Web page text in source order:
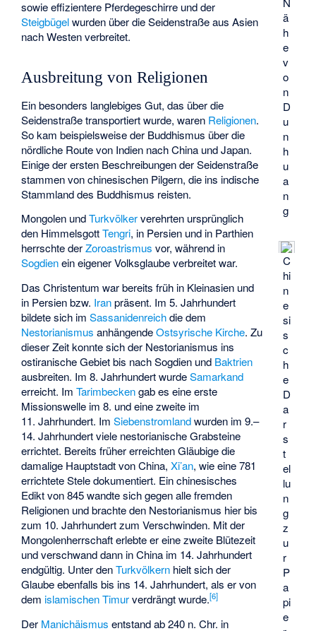
ä
h
e
v
o
n
D
u
n
h
u
a
n
g
C
hi
n
e
si
s
c
h
e
D
a
r
s
t
el
lu
n
g
z
u
r
P
a
pi
e
sowie effizientere Pferdegeschirre und der
Steigbügelwurden über die Seidenstraße aus Asien
nach Westen verbreitet.
Ausbreitung von Religionen
Ein besonders langlebiges Gut, das über die
Seidenstraße transportiert wurde, waren Religionen.
So kam beispielsweise der Buddhismus über die
nördliche Route von Indien nach China und Japan.
Einige der ersten Beschreibungen der Seidenstraße
stammen von chinesischen Pilgern, die ins indische
Stammland des Buddhismus reisten.
Mongolen undTurkvölkerverehrten ursprünglich
den HimmelsgottTengri, in Persien und in Parthien
herrschte derZoroastrismus vor, während in
Sogdienein eigener Volksglaube verbreitet war.
Das Christentum war bereits früh in Kleinasien und
in Persien bzw. Iranpräsent. Im 5. Jahrhundert
bildete sich imSassanidenreichdie dem
Nestorianismus anhängendeOstsyrische Kirche. Zu
dieser Zeit konnte sich der Nestorianismus ins
ostiranische Gebiet bis nach Sogdien und Baktrien
ausbreiten. Im 8. Jahrhundert wurdeSamarkand
erreicht. ImTarimbeckengab es eine erste
Missionswelle im 8. und eine zweite im
11. Jahrhundert. ImSiebenstromlandwurden im 9.–
14. Jahrhundert viele nestorianische Grabsteine
errichtet. Bereits früher erreichten Gläubige die
damalige Hauptstadt von China,Xi’an, wie eine 781
errichtete Stele dokumentiert. Ein chinesisches
Edikt von 845 wandte sich gegen alle fremden
Religionen und brachte den Nestorianismus hier bis
zum 10. Jahrhundert zum Verschwinden. Mit der
Mongolenherrschaft erlebte er eine zweite Blütezeit
und verschwand dann in China im 14. Jahrhundert
endgültig. Unter denTurkvölkern hielt sich der
Glaube ebenfalls bis ins 14. Jahrhundert, als er von
dem islamischen Timurverdrängt wurde.[6]
Der Manichäismus entstand ab 240 n. Chr. in